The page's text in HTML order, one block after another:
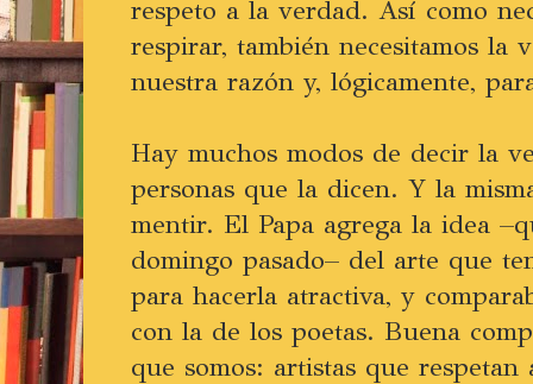
respeto a la verdad. Así como
respirar, también necesitamos la
nuestra razón y, lógicamente,
Hay muchos modos de decir la
personas que la dicen. Y la
mentir. El Papa agrega la idea
domingo pasado– del arte que
para hacerla atractiva, y
con la de los poetas. Buena
que somos: artistas que